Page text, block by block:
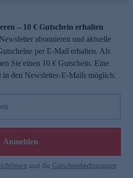
– 10 € Gutschein erhalten
abonnieren und aktuelle
per E-Mail erhalten. Als
Sie einen 10 € Gutschein. Eine
in den Newsletter-E-Mails möglich.
Anmelden
und die Gutscheinbedingungen